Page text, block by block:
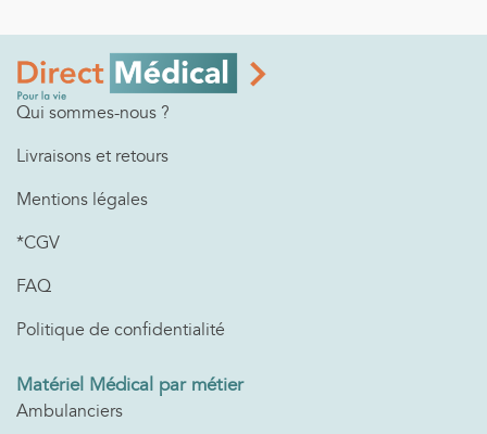
Qui sommes-nous ?
Livraisons et retours
Mentions légales
*CGV
FAQ
Politique de confidentialité
Matériel Médical par métier
Ambulanciers